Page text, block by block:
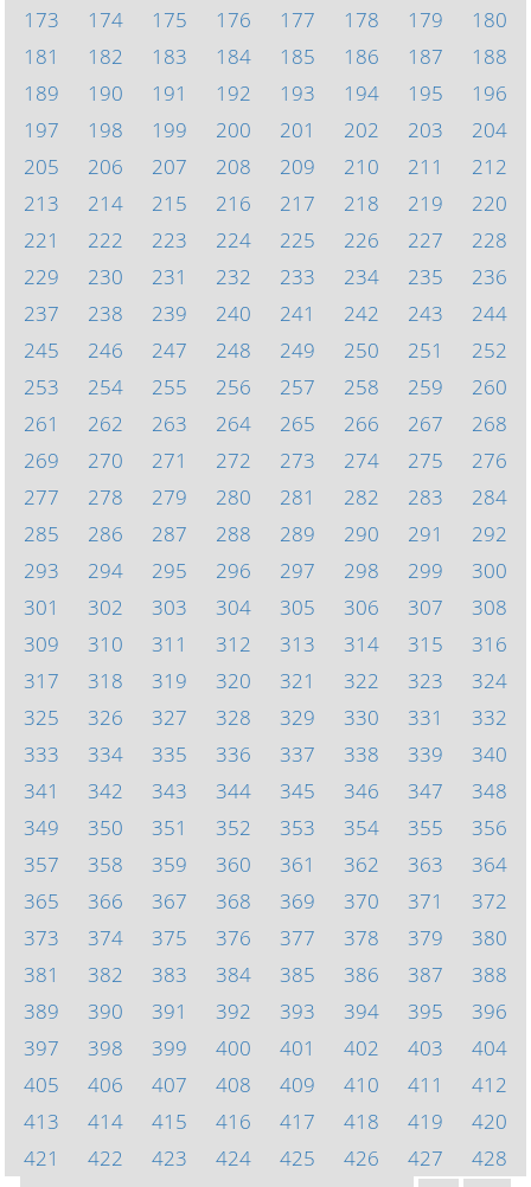
173
174 175 176 177 178 179
180
181
182 183 184 185 186 187
188
189
190 191 192 193 194 195
196
197
198 199 200 201 202 203
204
205
206 207 208 209 210 211
212
213
214 215 216 217 218 219
220
221
222 223 224 225 226 227
228
229
230 231 232 233 234 235
236
237
238 239 240 241 242 243
244
245
246 247 248 249 250 251
252
253
254 255 256 257 258 259
260
261
262 263 264 265 266 267
268
269
270 271 272 273 274 275
276
277
278 279 280 281 282 283
284
285
286 287 288 289 290 291
292
293
294 295 296 297 298 299
300
301
302 303 304 305 306 307
308
309
310 311 312 313 314 315
316
317
318 319 320 321 322 323
324
325
326 327 328 329 330 331
332
333
334 335 336 337 338 339
340
341
342 343 344 345 346 347
348
349
350 351 352 353 354 355
356
357
358 359 360 361 362 363
364
365
366 367 368 369 370 371
372
373
374 375 376 377 378 379
380
381
382 383 384 385 386 387
388
389
390 391 392 393 394 395
396
397
398 399 400 401 402 403
404
405
406 407 408 409 410 411
412
413
414 415 416 417 418 419
420
421
422 423 424 425 426 427
428